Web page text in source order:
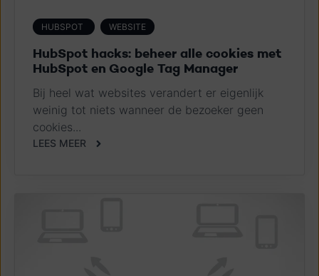
HUBSPOT WEBSITE
HubSpot hacks: beheer alle cookies met
HubSpot en Google Tag Manager
Bij heel wat websites verandert er eigenlijk
weinig tot niets wanneer de bezoeker geen
cookies...
LEES MEER